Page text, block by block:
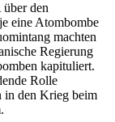
den
eine Atombombe
machten
Regierung
kapituliert.
Rolle
in den Krieg beim